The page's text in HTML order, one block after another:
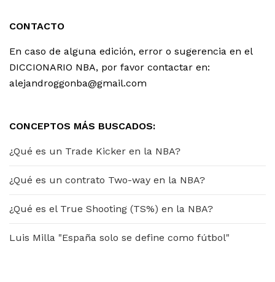
CONTACTO
En caso de alguna edición, error o sugerencia en el
DICCIONARIO NBA, por favor contactar en:
alejandroggonba@gmail.com
CONCEPTOS MÁS BUSCADOS:
¿Qué es un Trade Kicker en la NBA?
¿Qué es un contrato Two-way en la NBA?
¿Qué es el True Shooting (TS%) en la NBA?
Luis Milla "España solo se define como fútbol"